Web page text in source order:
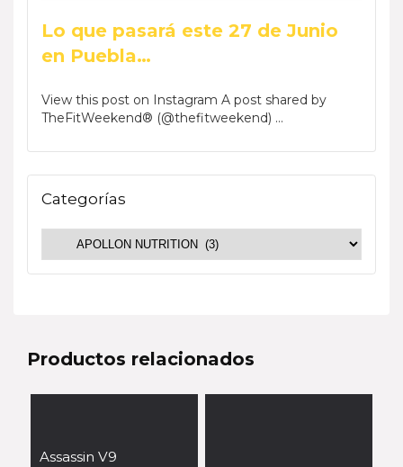
Lo que pasará este 27 de Junio
en Puebla…
View this post on Instagram A post shared by
TheFitWeekend® (@thefitweekend) ...
Categorías
Productos relacionados
Assassin V9